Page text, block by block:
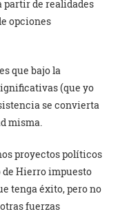
partir de realidades
opciones
que bajo la
(que yo
se convierta
misma.
proyectos políticos
Hierro impuesto
tenga éxito, pero no
fuerzas